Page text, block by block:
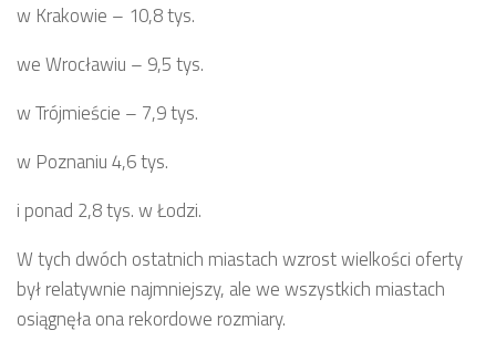
w Krakowie – 10,8 tys.
we Wrocławiu – 9,5 tys.
w Trójmieście – 7,9 tys.
w Poznaniu 4,6 tys.
i ponad 2,8 tys. w Łodzi.
W tych dwóch ostatnich miastach wzrost wielkości oferty
był relatywnie najmniejszy, ale we wszystkich miastach
osiągnęła ona rekordowe rozmiary.